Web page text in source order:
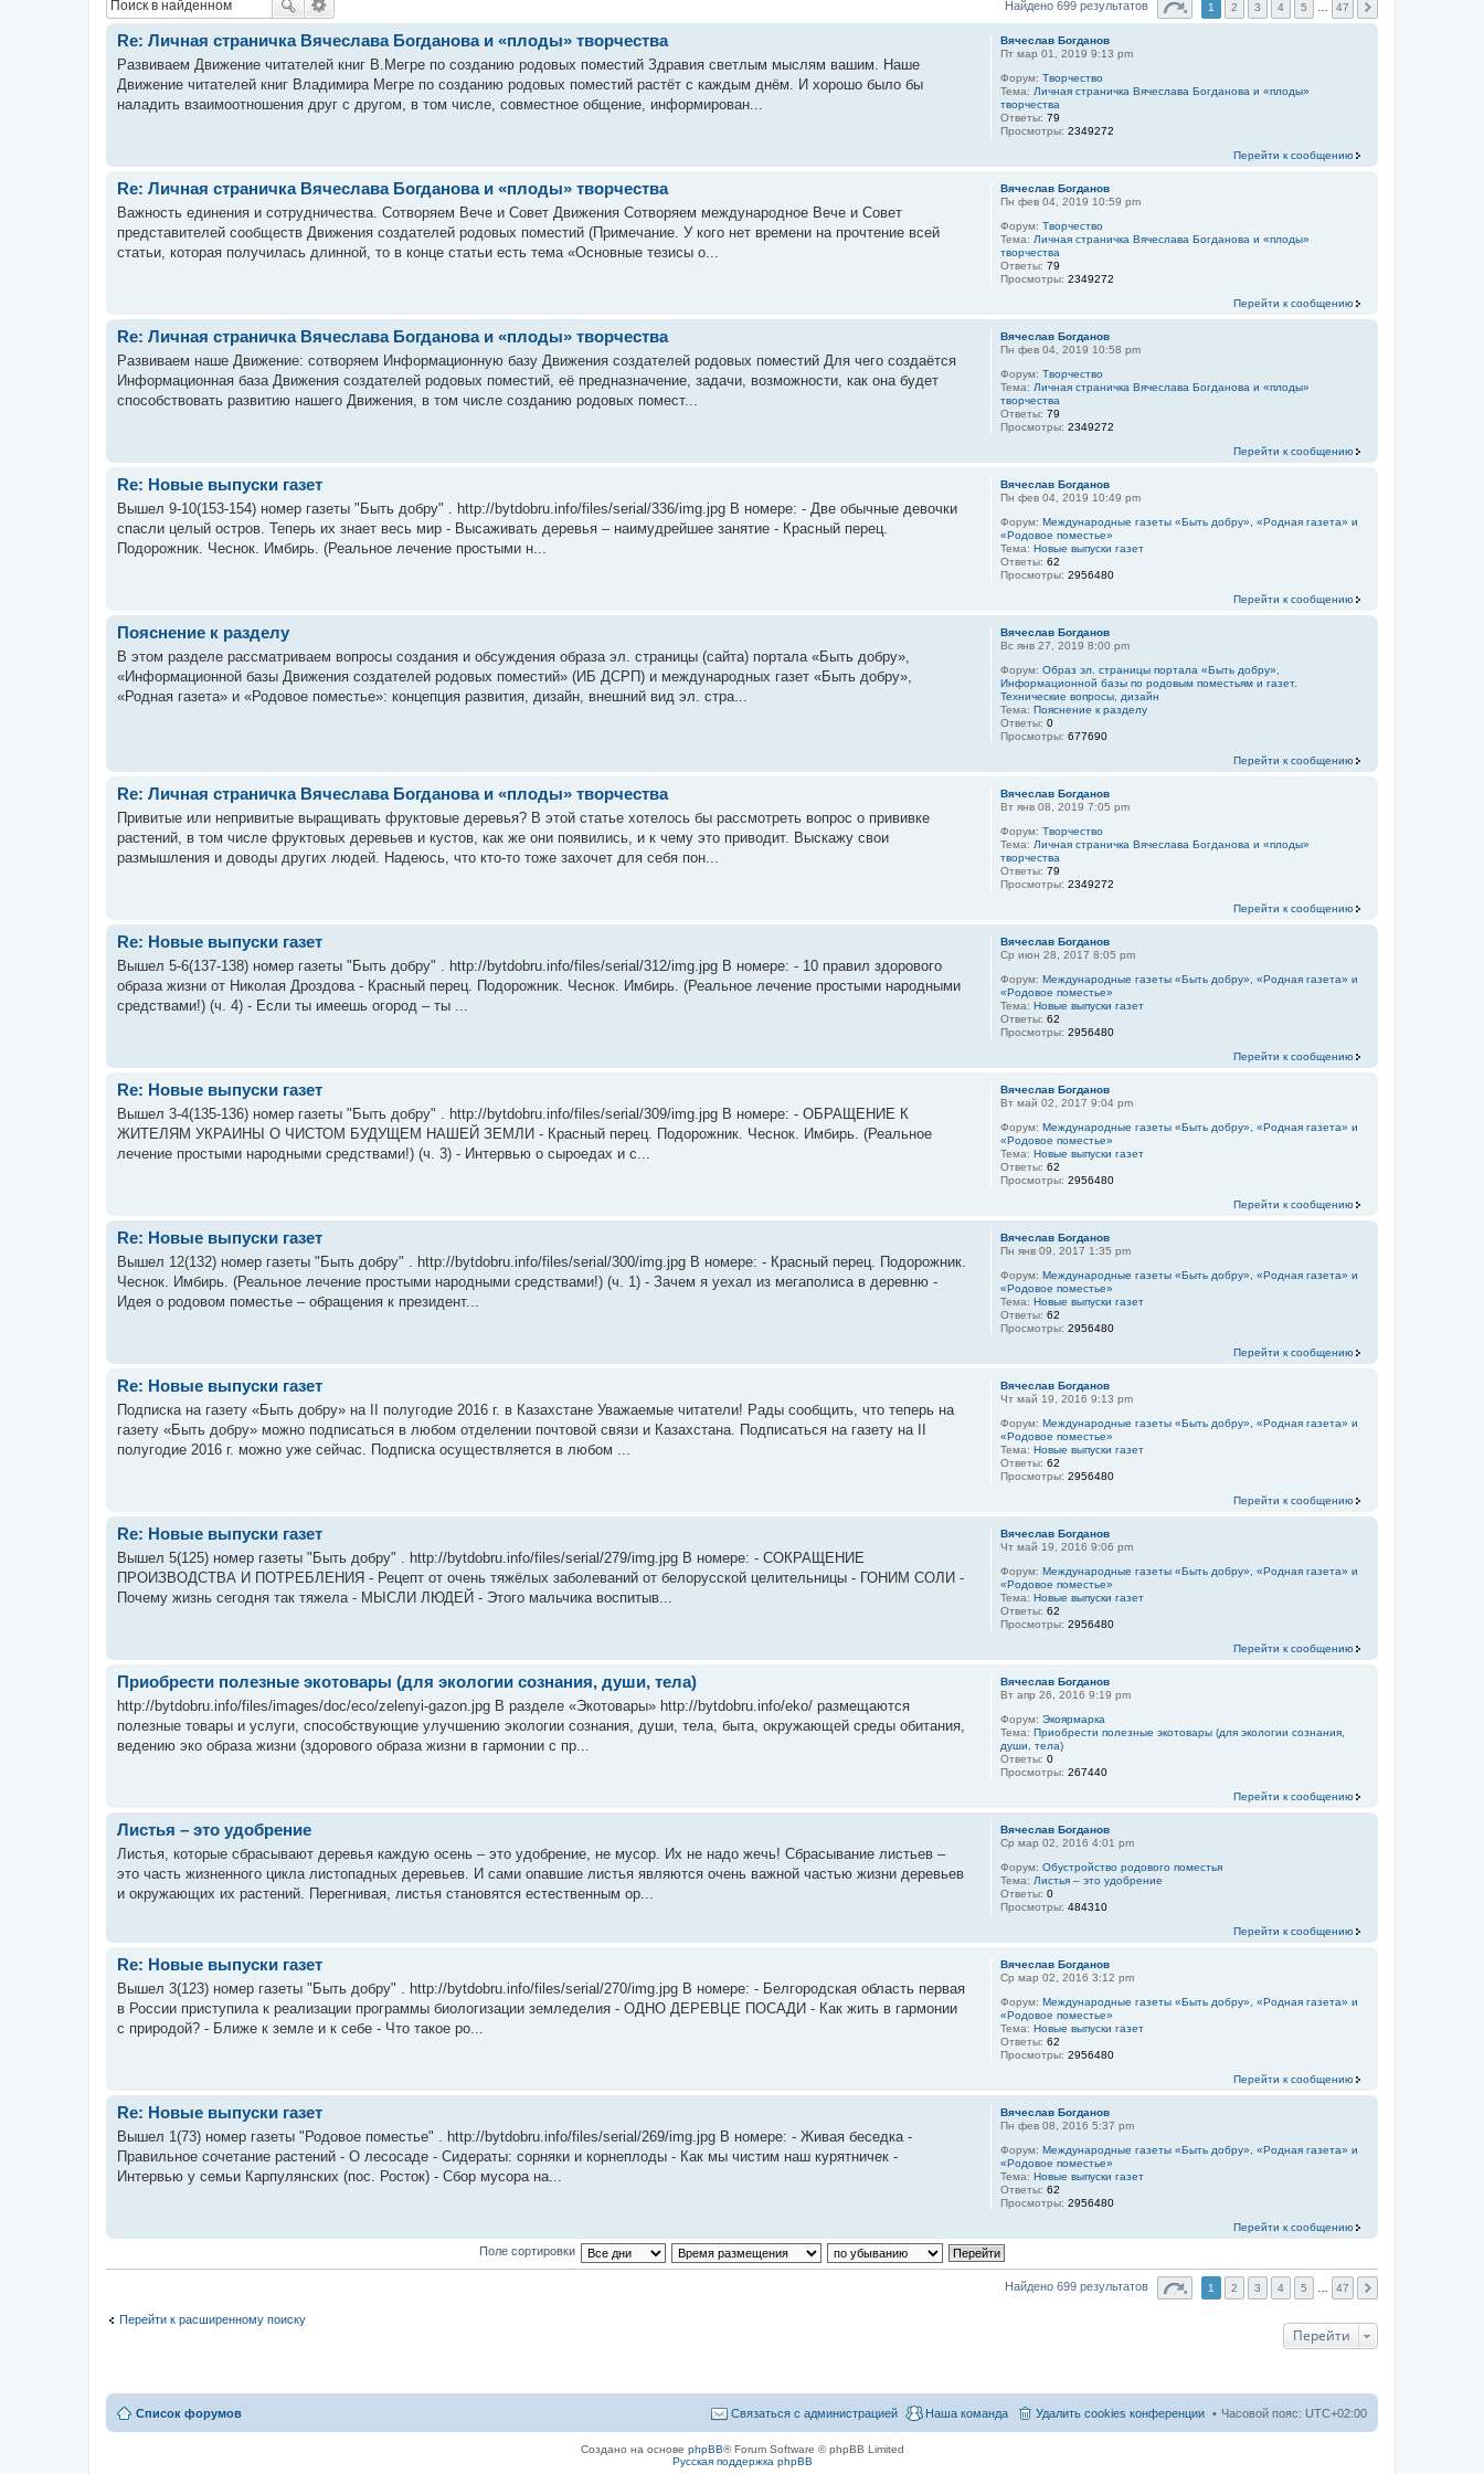
Найдено 699 результатов 1 2 3 4 5 47
Вячеслав Богданов
Пт мар 01, 2019 9:13 pm
Форум:Творчество
Тема: Личная страничка Вячеслава Богданова и «плоды»
творчества
Ответы:79
Просмотры:2349272
Re: Личная страничка Вячеслава Богданова и «плоды» творчества
Развиваем Движение читателей книг В.Мегре по созданию родовых поместий Здравия светлым мыслям вашим. Наше
Движение читателей книг Владимира Мегре по созданию родовых поместий растёт с каждым днём. И хорошо было бы
наладить взаимоотношения друг с другом, в том числе, совместное общение, информирован...
Перейти к сообщению
Вячеслав Богданов
Пн фев 04, 2019 10:59 pm
Форум:Творчество
Тема: Личная страничка Вячеслава Богданова и «плоды»
творчества
Ответы:79
Просмотры:2349272
Re: Личная страничка Вячеслава Богданова и «плоды» творчества
Важность единения и сотрудничества. Сотворяем Вече и Совет Движения Сотворяем международное Вече и Совет
представителей сообществ Движения создателей родовых поместий (Примечание. У кого нет времени на прочтение всей
статьи, которая получилась длинной, то в конце статьи есть тема «Основные тезисы о...
Перейти к сообщению
Вячеслав Богданов
Пн фев 04, 2019 10:58 pm
Форум:Творчество
Тема: Личная страничка Вячеслава Богданова и «плоды»
творчества
Ответы:79
Просмотры:2349272
Re: Личная страничка Вячеслава Богданова и «плоды» творчества
Развиваем наше Движение: сотворяем Информационную базу Движения создателей родовых поместий Для чего создаётся
Информационная база Движения создателей родовых поместий, её предназначение, задачи, возможности, как она будет
способствовать развитию нашего Движения, в том числе созданию родовых помест...
Перейти к сообщению
Вячеслав Богданов
Пн фев 04, 2019 10:49 pm
Форум:Международные газеты «Быть добру», «Родная газета» и
«Родовое поместье»
Тема:Новые выпуски газет
Ответы:62
Просмотры:2956480
Re: Новые выпуски газет
Вышел 9-10(153-154) номер газеты "Быть добру" . http://bytdobru.info/files/serial/336/img.jpg В номере: - Две обычные девочки
спасли целый остров. Теперь их знает весь мир - Высаживать деревья – наимудрейшее занятие - Красный перец.
Подорожник. Чеснок. Имбирь. (Реальное лечение простыми н...
Перейти к сообщению
Вячеслав Богданов
Вс янв 27, 2019 8:00 pm
Форум:Образ эл. страницы портала «Быть добру»,
Информационной базы по родовым поместьям и газет.
Технические вопросы, дизайн
Тема:Пояснение к разделу
Ответы:0
Просмотры:677690
Пояснение к разделу
В этом разделе рассматриваем вопросы создания и обсуждения образа эл. страницы (сайта) портала «Быть добру»,
«Информационной базы Движения создателей родовых поместий» (ИБ ДСРП) и международных газет «Быть добру»,
«Родная газета» и «Родовое поместье»: концепция развития, дизайн, внешний вид эл. стра...
Перейти к сообщению
Вячеслав Богданов
Вт янв 08, 2019 7:05 pm
Форум:Творчество
Тема: Личная страничка Вячеслава Богданова и «плоды»
творчества
Ответы:79
Просмотры:2349272
Re: Личная страничка Вячеслава Богданова и «плоды» творчества
Привитые или непривитые выращивать фруктовые деревья? В этой статье хотелось бы рассмотреть вопрос о прививке
растений, в том числе фруктовых деревьев и кустов, как же они появились, и к чему это приводит. Выскажу свои
размышления и доводы других людей. Надеюсь, что кто-то тоже захочет для себя пон...
Перейти к сообщению
Вячеслав Богданов
Ср июн 28, 2017 8:05 pm
Форум:Международные газеты «Быть добру», «Родная газета» и
«Родовое поместье»
Тема:Новые выпуски газет
Ответы:62
Просмотры:2956480
Re: Новые выпуски газет
Вышел 5-6(137-138) номер газеты "Быть добру" . http://bytdobru.info/files/serial/312/img.jpg В номере: - 10 правил здорового
образа жизни от Николая Дроздова - Красный перец. Подорожник. Чеснок. Имбирь. (Реальное лечение простыми народными
средствами!) (ч. 4) - Если ты имеешь огород – ты ...
Перейти к сообщению
Вячеслав Богданов
Вт май 02, 2017 9:04 pm
Форум:Международные газеты «Быть добру», «Родная газета» и
«Родовое поместье»
Тема:Новые выпуски газет
Ответы:62
Просмотры:2956480
Re: Новые выпуски газет
Вышел 3-4(135-136) номер газеты "Быть добру" . http://bytdobru.info/files/serial/309/img.jpg В номере: - ОБРАЩЕНИЕ К
ЖИТЕЛЯМ УКРАИНЫ О ЧИСТОМ БУДУЩЕМ НАШЕЙ ЗЕМЛИ - Красный перец. Подорожник. Чеснок. Имбирь. (Реальное
лечение простыми народными средствами!) (ч. 3) - Интервью о сыроедах и с...
Перейти к сообщению
Вячеслав Богданов
Пн янв 09, 2017 1:35 pm
Форум:Международные газеты «Быть добру», «Родная газета» и
«Родовое поместье»
Тема:Новые выпуски газет
Ответы:62
Просмотры:2956480
Re: Новые выпуски газет
Вышел 12(132) номер газеты "Быть добру" . http://bytdobru.info/files/serial/300/img.jpg В номере: - Красный перец. Подорожник.
Чеснок. Имбирь. (Реальное лечение простыми народными средствами!) (ч. 1) - Зачем я уехал из мегаполиса в деревню -
Идея о родовом поместье – обращения к президент...
Перейти к сообщению
Вячеслав Богданов
Чт май 19, 2016 9:13 pm
Форум:Международные газеты «Быть добру», «Родная газета» и
«Родовое поместье»
Тема:Новые выпуски газет
Ответы:62
Просмотры:2956480
Re: Новые выпуски газет
Подписка на газету «Быть добру» на II полугодие 2016 г. в Казахстане Уважаемые читатели! Рады сообщить, что теперь на
газету «Быть добру» можно подписаться в любом отделении почтовой связи и Казахстана. Подписаться на газету на II
полугодие 2016 г. можно уже сейчас. Подписка осуществляется в любом ...
Перейти к сообщению
Вячеслав Богданов
Чт май 19, 2016 9:06 pm
Форум:Международные газеты «Быть добру», «Родная газета» и
«Родовое поместье»
Тема:Новые выпуски газет
Ответы:62
Просмотры:2956480
Re: Новые выпуски газет
Вышел 5(125) номер газеты "Быть добру" . http://bytdobru.info/files/serial/279/img.jpg В номере: - СОКРАЩЕНИЕ
ПРОИЗВОДСТВА И ПОТРЕБЛЕНИЯ - Рецепт от очень тяжёлых заболеваний от белорусской целительницы - ГОНИМ СОЛИ -
Почему жизнь сегодня так тяжела - МЫСЛИ ЛЮДЕЙ - Этого мальчика воспитыв...
Перейти к сообщению
Вячеслав Богданов
Вт апр 26, 2016 9:19 pm
Форум:Экоярмарка
Тема:Приобрести полезные экотовары (для экологии сознания,
души, тела)
Ответы:0
Просмотры:267440
Приобрести полезные экотовары (для экологии сознания, души, тела)
http://bytdobru.info/files/images/doc/eco/zelenyi-gazon.jpg В разделе «Экотовары» http://bytdobru.info/eko/ размещаются
полезные товары и услуги, способствующие улучшению экологии сознания, души, тела, быта, окружающей среды обитания,
ведению эко образа жизни (здорового образа жизни в гармонии с пр...
Перейти к сообщению
Вячеслав Богданов
Ср мар 02, 2016 4:01 pm
Форум:Обустройство родового поместья
Тема: Листья – это удобрение
Ответы:0
Просмотры:484310
Листья – это удобрение
Листья, которые сбрасывают деревья каждую осень – это удобрение, не мусор. Их не надо жечь! Сбрасывание листьев –
это часть жизненного цикла листопадных деревьев. И сами опавшие листья являются очень важной частью жизни деревьев
и окружающих их растений. Перегнивая, листья становятся естественным ор...
Перейти к сообщению
Вячеслав Богданов
Ср мар 02, 2016 3:12 pm
Форум:Международные газеты «Быть добру», «Родная газета» и
«Родовое поместье»
Тема:Новые выпуски газет
Ответы:62
Просмотры:2956480
Re: Новые выпуски газет
Вышел 3(123) номер газеты "Быть добру" . http://bytdobru.info/files/serial/270/img.jpg В номере: - Белгородская область первая
в России приступила к реализации программы биологизации земледелия - ОДНО ДЕРЕВЦЕ ПОСАДИ - Как жить в гармонии
с природой? - Ближе к земле и к себе - Что такое ро...
Перейти к сообщению
Вячеслав Богданов
Пн фев 08, 2016 5:37 pm
Форум:Международные газеты «Быть добру», «Родная газета» и
«Родовое поместье»
Тема:Новые выпуски газет
Ответы:62
Просмотры:2956480
Re: Новые выпуски газет
Вышел 1(73) номер газеты "Родовое поместье" . http://bytdobru.info/files/serial/269/img.jpg В номере: - Живая беседка -
Правильное сочетание растений - О лесосаде - Сидераты: сорняки и корнеплоды - Как мы чистим наш курятничек -
Интервью у семьи Карпулянских (пос. Росток) - Сбор мусора на...
Перейти к сообщению
Поле сортировки
Найдено 699 результатов 1 2 3 4 5 47
Перейти к расширенному поиску
Перейти
Список форумов Часовой пояс: UTC+02:00
Удалить cookies конференции
Наша команда
Связаться с администрацией
Создано на основе phpBB® Forum Software © phpBB Limited
Русская поддержка phpBB